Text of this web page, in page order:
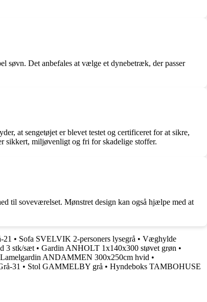
søvn. Det anbefales at vælge et dynebetræk, der passer
at sengetøjet er blevet testet og certificeret for at sikre,
sikkert, miljøvenligt og fri for skadelige stoffer.
til soveværelset. Mønstret design kan også hjælpe med at
21 • Sofa SVELVIK 2-personers lysegrå • Væghylde
3 stk/sæt • Gardin ANHOLT 1x140x300 støvet grøn •
Lamelgardin ANDAMMEN 300x250cm hvid •
31 • Stol GAMMELBY grå • Hyndeboks TAMBOHUSE